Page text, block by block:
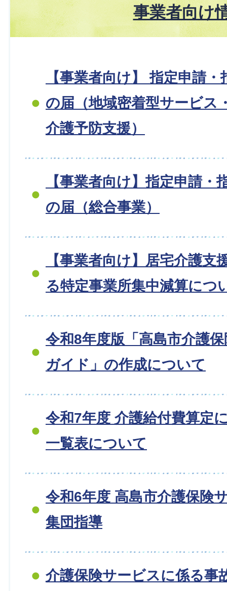
事業者向け
【事業者向け】 指定申請
の届（地域密着型サービス
介護予防支援）
【事業者向け】指定申請・
の届（総合事業）
【事業者向け】居宅介護支
る特定事業所集中減算につ
令和8年度版「高島市介護
ガイド」の作成について
令和7年度 介護給付費算定
一覧表について
令和6年度 高島市介護保険
集団指導
介護保険サービスに係る事